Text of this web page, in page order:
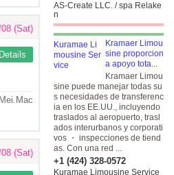
(Sat)
Details
Mei.Mac
(Sat)
AS-Create LLC. / spa Relake
n
Kramaer Limou
sine proporcion
a apoyo tota...
Kramaer Limou
sine puede manejar todas su
s necesidades de transferenc
ia en los EE.UU., incluyendo
traslados al aeropuerto, trasl
ados interurbanos y corporati
vos ・ inspecciones de tiend
as. Con una red ...
+1 (424) 328-0572
Kuramae Limousine Service